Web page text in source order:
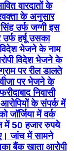
वारदातों के
के अनुसार
उर्फ जग्गी इस
हर्षू उसका
विदेश भेजने के नाम
विदेश भेजने के
पर रील डालते
पर भेजने के
निवासी
के संपर्क में
जॉर्जिया में वर्क
में 50 हजार रुपये
जांच में सामने
बैंक खाता आरोपी